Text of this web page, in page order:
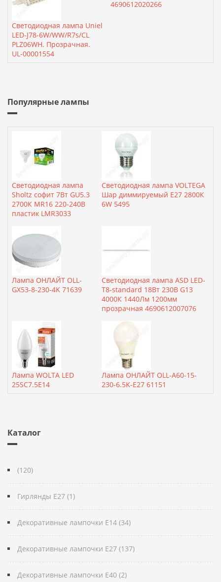
Светодиодная лампа Uniel
LED-J78-6W/WW/R7s/CL
PLZ06WH. Прозрачная.
UL-00001554
4690612020266
Популярные лампы
Светодиодная лампа
Sholtz софит 7Вт GU5.3
2700К MR16 220-240В
пластик LMR3033
Светодиодная лампа VOLTEGA
Шар диммируемый Е27 2800К
6W 5495
Лампа ОНЛАЙТ OLL-
GX53-8-230-4K 71639
Светодиодная лампа ASD LED-
T8-standard 18Вт 230В G13
4000К 1440Лм 1200мм
прозрачная 4690612007076
Лампа WOLTA LED
25SC7.5E14
Лампа ОНЛАЙТ OLL-A60-15-
230-6.5K-E27 61151
Каталог
(120)
Гирлянды E27 (1)
Декоративные лампочки E14 (34)
Декоративные лампочки E27 (137)
Декоративные лампочки E40 (2)